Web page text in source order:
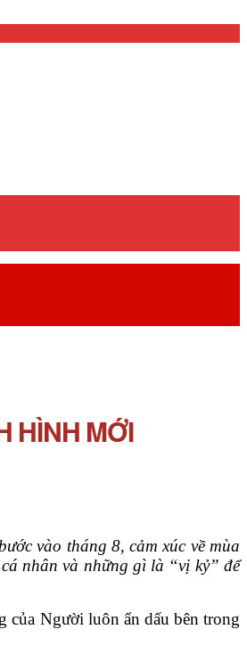
HÌNH MỚI
vào tháng 8, cảm xúc về mùa
nhân và những gì là “vị kỷ” để
Người luôn ẩn dấu bên trong